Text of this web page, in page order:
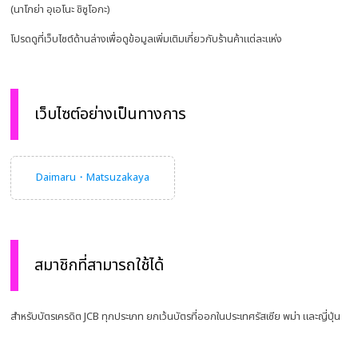
(นาโกย่า อุเอโนะ ชิซูโอกะ)
โปรดดูที่เว็บไซต์ด้านล่างเพื่อดูข้อมูลเพิ่มเติมเกี่ยวกับร้านค้าแต่ละแห่ง
เว็บไซต์อย่างเป็นทางการ
Daimaru・Matsuzakaya
สมาชิกที่สามารถใช้ได้
สำหรับบัตรเครดิต JCB ทุกประเภท ยกเว้นบัตรที่ออกในประเทศรัสเซีย พม่า และญี่ปุ่น